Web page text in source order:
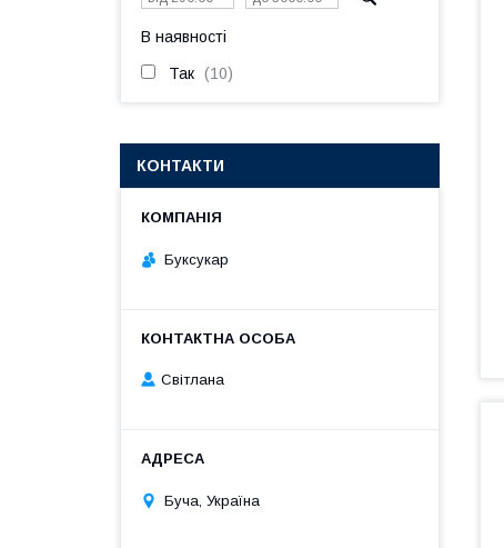
В наявності
Так 10
КОНТАКТИ
Буксукар
Світлана
Буча, Україна